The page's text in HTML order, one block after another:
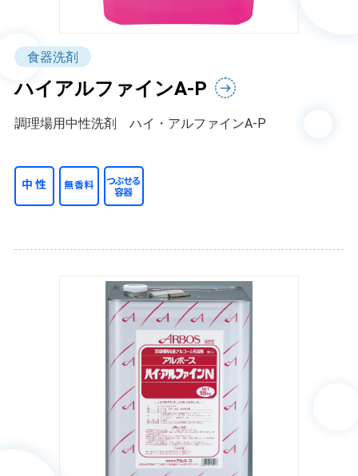
食器洗剤
ハイアルファインA-P
調理場用中性洗剤 ハイ・アルファインA-P